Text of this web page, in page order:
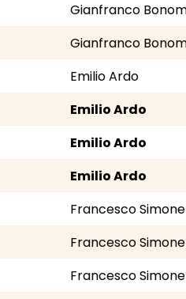
Gianfranco
Gianfranco
Emilio Ardo
Emilio Ardo
Emilio Ardo
Emilio Ardo
Francesco
Francesco
Francesco